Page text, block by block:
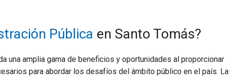
Pública en Santo Tomás?
una amplia gama de beneficios y oportunidades al proporcionar
para abordar los desafíos del ámbito público en el país. La